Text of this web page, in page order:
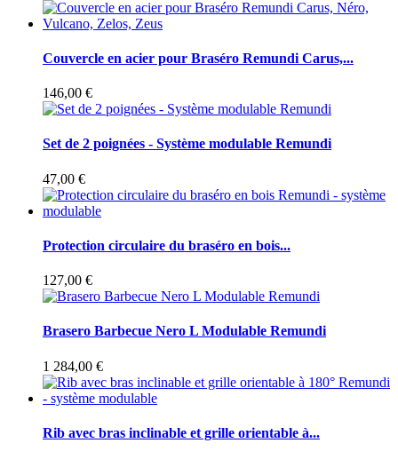
Couvercle en acier pour Braséro Remundi Carus,...
146,00 €
Set de 2 poignées - Système modulable Remundi
47,00 €
Protection circulaire du braséro en bois...
127,00 €
Brasero Barbecue Nero L Modulable Remundi
1 284,00 €
Rib avec bras inclinable et grille orientable à...